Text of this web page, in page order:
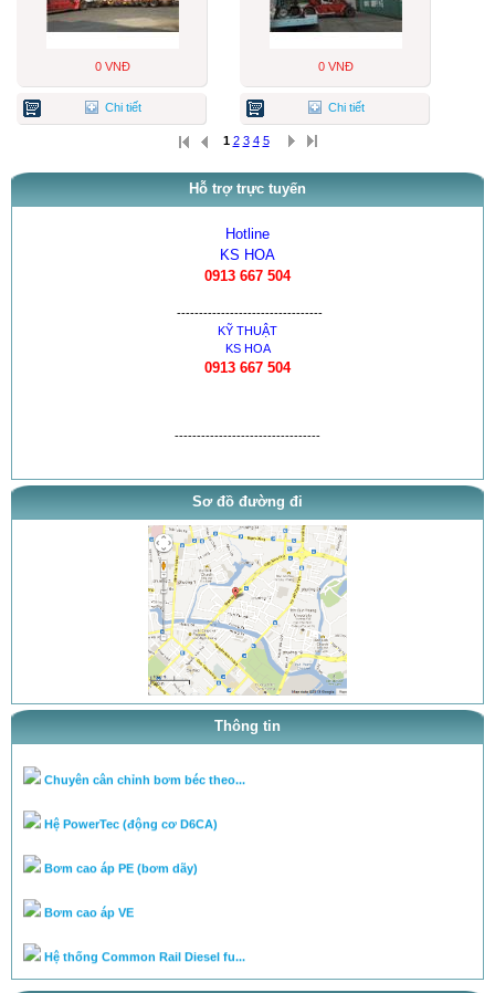
0 VNĐ
Chi tiết
0 VNĐ
Chi tiết
1 2 3 4 5
Hỗ trợ trực tuyến
Hotline
KS HOA
0913 667 504
---------------------------------
KỸ THUẬT
KS HOA
0913 667 504
---------------------------------
Sơ đồ đường đi
Thông tin
thông báo khai trương
tra ty, béc của bơm theo tai l...
tra ty, béc của bơm theo tai l...
cân lưu lượng bơm theo tài liệ...